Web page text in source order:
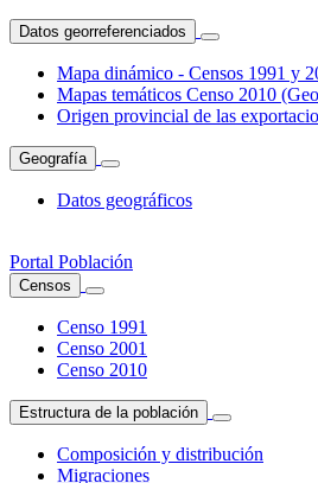
Datos georreferenciados
Mapa dinámico - Censos 1991 y
Mapas temáticos Censo 2010
Origen provincial de las
Geografía
Datos geográficos
Portal Población
Censos
Censo 1991
Censo 2001
Censo 2010
Estructura de la población
Composición y distribución
Migraciones